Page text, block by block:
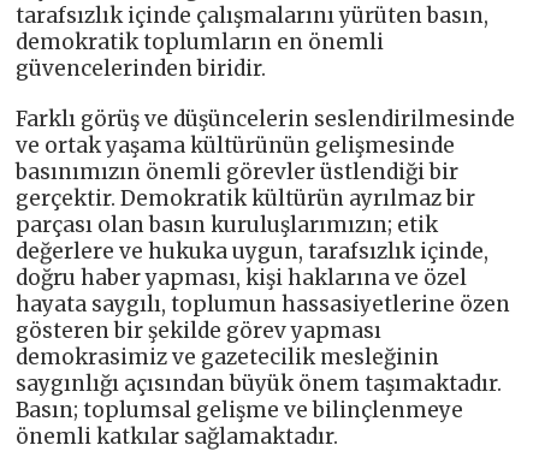
tarafsızlık içinde çalışmalarını yürüten basın,
demokratik toplumların en önemli
güvencelerinden biridir.
Farklı görüş ve düşüncelerin seslendirilmesinde
ve ortak yaşama kültürünün gelişmesinde
basınımızın önemli görevler üstlendiği bir
gerçektir. Demokratik kültürün ayrılmaz bir
parçası olan basın kuruluşlarımızın; etik
değerlere ve hukuka uygun, tarafsızlık içinde,
doğru haber yapması, kişi haklarına ve özel
hayata saygılı, toplumun hassasiyetlerine özen
gösteren bir şekilde görev yapması
demokrasimiz ve gazetecilik mesleğinin
saygınlığı açısından büyük önem taşımaktadır.
Basın; toplumsal gelişme ve bilinçlenmeye
önemli katkılar sağlamaktadır.